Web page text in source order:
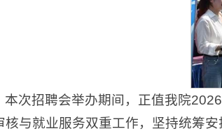
本次招聘会举办期间，正值我院
核与就业服务双重工作，坚持统筹